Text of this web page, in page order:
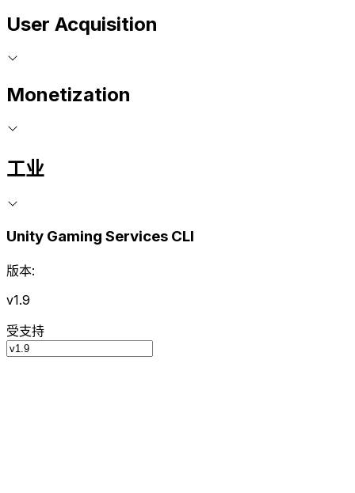
User Acquisition
Monetization
工业
Unity Gaming Services CLI
版本:
v1.9
受支持